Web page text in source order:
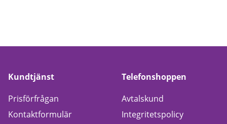
Kundtjänst
Prisförfrågan
Kontaktformulär
Telefonshoppen
Avtalskund
Integritetspolicy